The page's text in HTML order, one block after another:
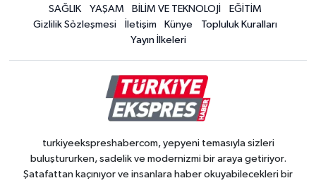
SAĞLIK
YAŞAM BİLİM VE TEKNOLOJİ
EĞİTİM
Gizlilik Sözleşmesi
İletişim Künye
Topluluk Kuralları
Yayın İlkeleri
turkiyeekspreshabercom, yepyeni temasıyla sizleri
buluştururken, sadelik ve modernizmi bir araya getiriyor.
Şatafattan kaçınıyor ve insanlara haber okuyabilecekleri bir